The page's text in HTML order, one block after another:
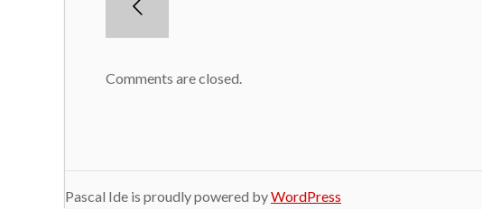
Comments are closed.
Pascal Ide is proudly powered byWordPress